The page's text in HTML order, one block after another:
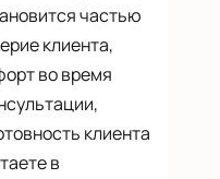
частью
клиента,
во время
клиента
в